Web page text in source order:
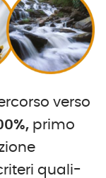
verso
primo
quali-